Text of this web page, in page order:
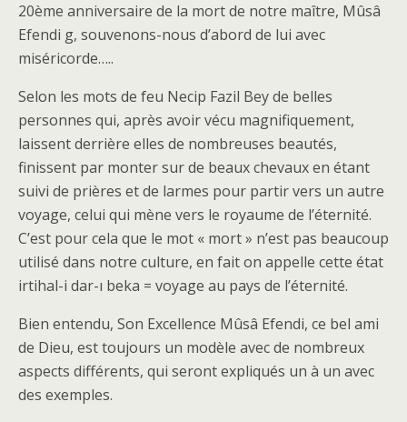
20ème anniversaire de la mort de notre maître, Mûsâ
Efendi g, souvenons-nous d’abord de lui avec
miséricorde…..
Selon les mots de feu Necip Fazil Bey de belles
personnes qui, après avoir vécu magnifiquement,
laissent derrière elles de nombreuses beautés,
finissent par monter sur de beaux chevaux en étant
suivi de prières et de larmes pour partir vers un autre
voyage, celui qui mène vers le royaume de l’éternité.
C’est pour cela que le mot « mort » n’est pas beaucoup
utilisé dans notre culture, en fait on appelle cette état
irtihal-i dar-ı beka = voyage au pays de l’éternité.
Bien entendu, Son Excellence Mûsâ Efendi, ce bel ami
de Dieu, est toujours un modèle avec de nombreux
aspects différents, qui seront expliqués un à un avec
des exemples.